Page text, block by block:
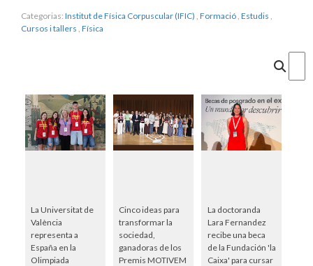
Categorias: Institut de Física Corpuscular (IFIC) Formació Estudis
Cursos i tallers Física
La Universitat de
València
representa a
España en la
Olimpiada
Cinco ideas para
transformar la
sociedad,
ganadoras de los
Premis MOTIVEM
La doctoranda
Lara Fernandez
recibe una beca
de la Fundación 'la
Caixa' para cursar